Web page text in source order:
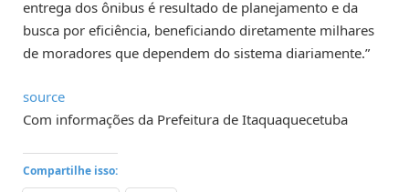
entrega dos ônibus é resultado de planejamento e da
busca por eficiência, beneficiando diretamente milhares
de moradores que dependem do sistema diariamente.”
source
Com informações da Prefeitura de Itaquaquecetuba
Compartilhe isso: